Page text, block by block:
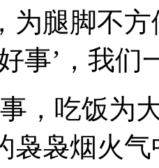
为腿脚不
事’，我
吃饭为大
袅袅烟火